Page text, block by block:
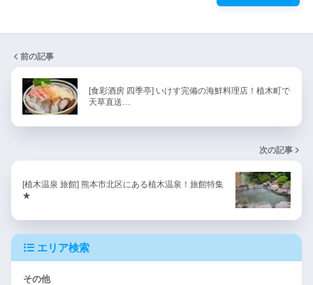
前の記事
[食彩酒房 四季亭] いけす完備の海鮮料理店！植木町で
天草直送…
次の記事
[植木温泉 旅館] 熊本市北区にある植木温泉！旅館特集
★
エリア検索
その他